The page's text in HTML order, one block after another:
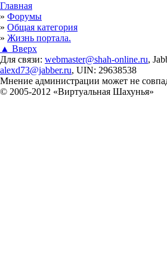
Вы здесь
Главная
» Форумы
» Общая категория
» Жизнь портала.
▲ Вверх
Для связи: webmaster@shah-online.ru,
alexd73@jabber.ru, UIN: 29638538
Мнение администрации может не
© 2005-2012 «Виртуальная Шахунья»